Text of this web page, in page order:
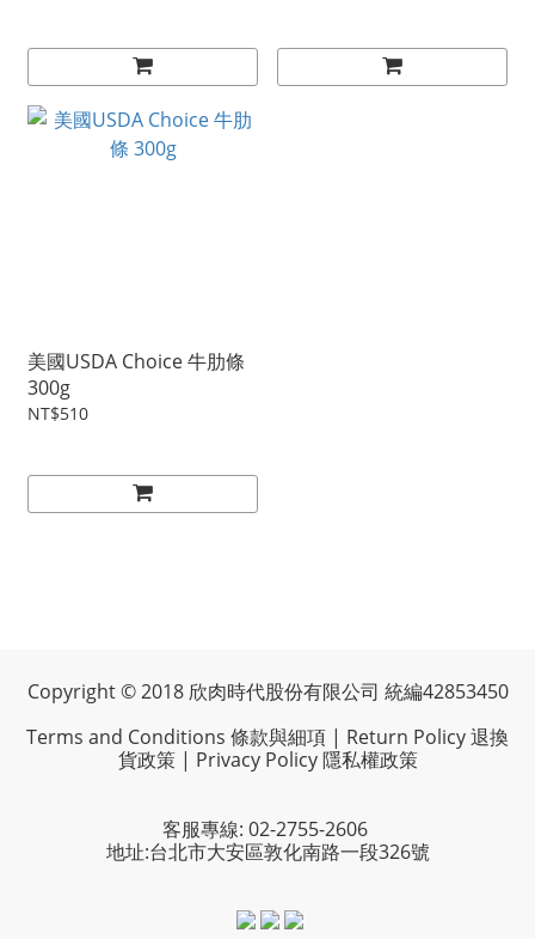
美國USDA Choice 牛肋條
300g
NT$510
Copyright © 2018 欣肉時代股份有限公司 統編42853450
Terms and Conditions 條款與細項 | Return Policy 退換
貨政策| Privacy Policy 隱私權政策
客服專線: 02-2755-2606
地址:台北市大安區敦化南路一段326號